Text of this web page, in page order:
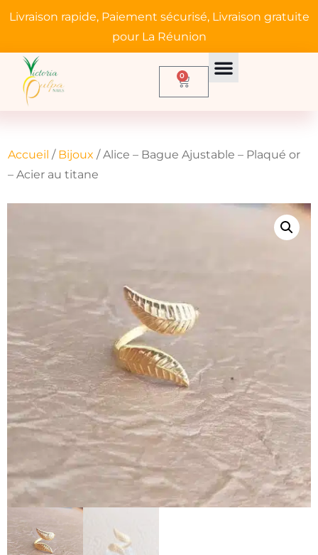
Livraison rapide, Paiement sécurisé, Livraison gratuite
pour La Réunion
0
Accueil / Bijoux / Alice – Bague Ajustable – Plaqué or
– Acier au titane